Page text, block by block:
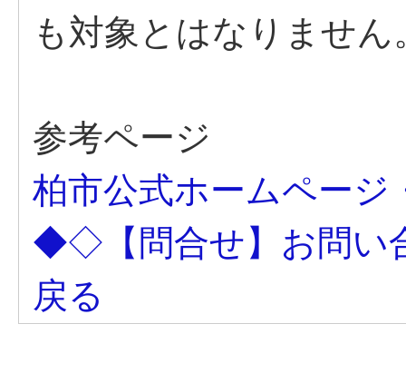
も対象とはなりません
参考ページ
柏市公式ホームページ
◆◇【問合せ】お問い
戻る